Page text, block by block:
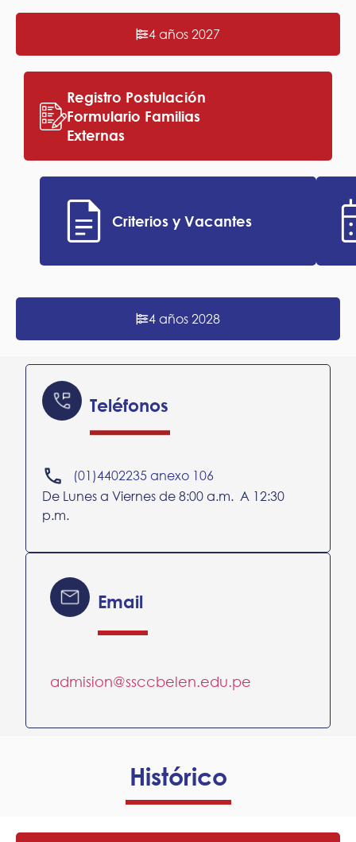
4 años 2027
4 años 2028
Registro Postulación
Formulario Familias
Externas
Criterios y Vacantes
Teléfonos
(01)4402235 anexo 106
De Lunes a Viernes de 8:00 a.m. A 12:30
p.m.
Email
admision@ssccbelen.edu.pe
Histórico